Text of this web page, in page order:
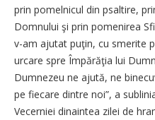
prin pomelnicul din psaltire,
Domnului şi prin pomenirea
v-am ajutat puţin, cu smerite
urcare spre Împărăţia lui
Dumnezeu ne ajută, ne
pe fiecare dintre noi”, a
Vecerniei dinaintea zilei de